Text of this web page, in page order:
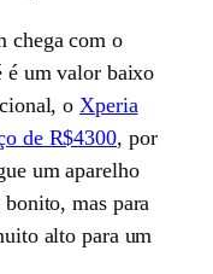
chega com o
é um valor baixo
oXperia
de R$4300, por
um aparelho
mas para
alto para um